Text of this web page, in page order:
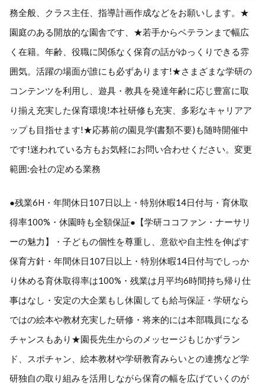
務全般、クラス主任、指導計画作成などをお願いします。★
園庭のある開放的な園舎です、★若手からベテランまで幅広
く在籍。年齢、役職に関係なく保育の話がゆっくりできる雰
囲気。活躍の場面が誰にも必ずあります!★さまざまな学研の
コンテンツを利用し、遊具・教具を発達年齢に応じ豊富に取
り揃え充実した保育環境!本社研修も充実、多彩なキャリアア
ップも目指せます!★応募前の園見学(書類不要)も随時開催中
です!迷われている方もお気軽にお問い合わせください。変更
範囲:会社の定める業務
●残業6H・年間休日107日以上・特別休暇14日付与・育休取
得率100%・休園時も全額保証●【学研ココファン・ナーサリ
ーの魅力】・子どもの個性を尊重し、意欲や自主性を伸ばす
保育方針・年間休日107日以上・特別休暇14日付与でしっか
り休める育休取得率は100%・残業は月平均6時間持ち帰り仕
事はなし・安定の大企業もし休園しても給与保証・学研なら
ではの絵本や教材充実した研修・将来的には本部職員になる
チャンスもあり★園長先生からのメッセージもじかずラン
ド、スポチャン、絵本教材や学研教育みらいとの連携など学
研独自の取り組みを活用しながら保育の幅を広げていくのが